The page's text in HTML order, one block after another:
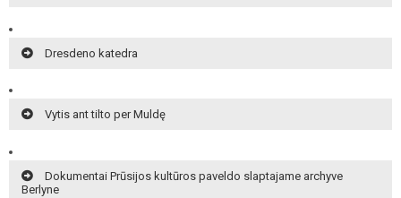
Dresdeno katedra
Vytis ant tilto per Muldę
Dokumentai Prūsijos kultūros paveldo slaptajame archyve
Berlyne